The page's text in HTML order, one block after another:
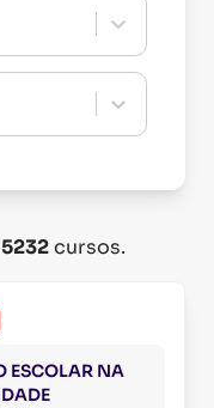
5232cursos.
ESCOLAR NA